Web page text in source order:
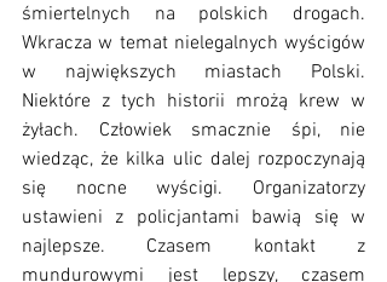
śmiertelnych na polskich drogach.
Wkracza w temat nielegalnych wyścigów
w największych miastach Polski.
Niektóre z tych historii mrożą krew w
żyłach. Człowiek smacznie śpi, nie
wiedząc, że kilka ulic dalej rozpoczynają
się nocne wyścigi. Organizatorzy
ustawieni z policjantami bawią się w
najlepsze. Czasem kontakt z
mundurowymi jest lepszy, czasem